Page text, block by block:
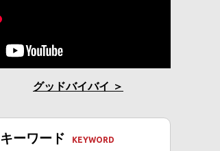
グッドバイバイ
キーワード